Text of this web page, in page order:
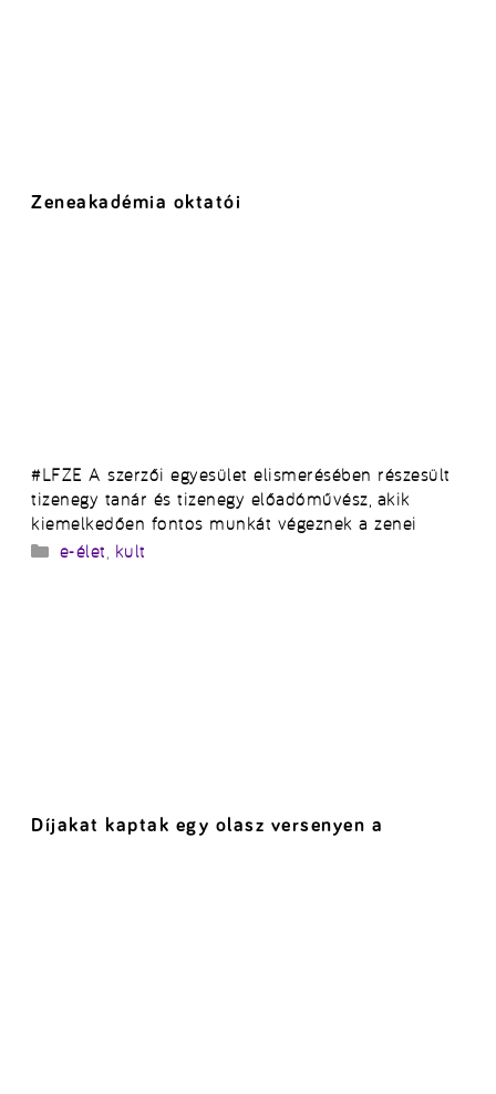
Zeneakadémia oktatói
#LFZE A szerzői egyesület elismerésében részesült
tizenegy tanár és tizenegy előadóművész, akik
kiemelkedően fontos munkát végeznek a zenei
Kategória
e-élet, kult
Díjakat kaptak egy olasz versenyen a